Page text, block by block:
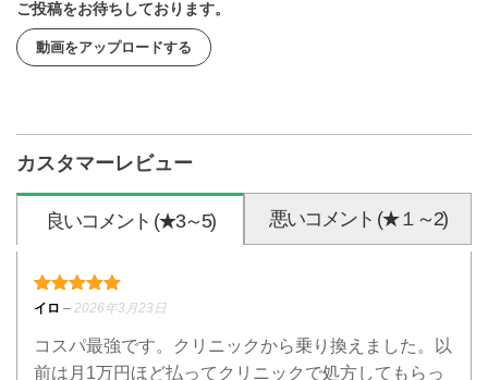
ご投稿をお待ちしております。
動画をアップロードする
カスタマーレビュー
良いコメント (★3～5) 悪いコメント (★１～2)
5段階中5の評価
イロ – 2026年3月23日
コスパ最強です。クリニックから乗り換えました。以
前は月1万円ほど払ってクリニックで処方してもらっ